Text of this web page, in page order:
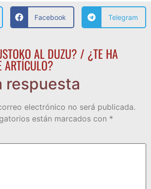
Facebook Telegram
AL DUZU? / ¿TE HA
ARTÍCULO?
respuesta
electrónico no será publicada.
están marcados con *